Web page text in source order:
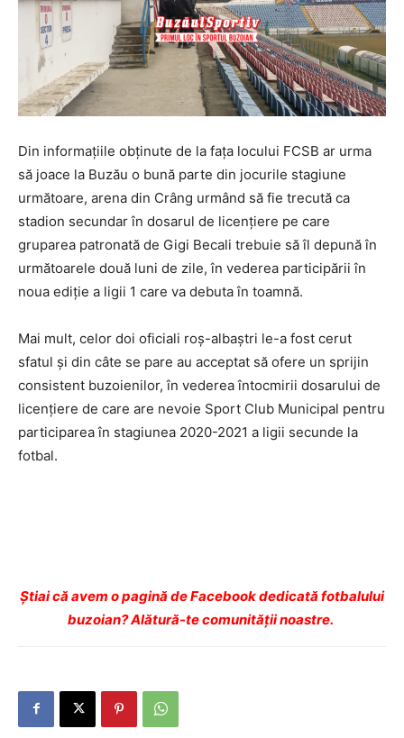
Din informațiile obținute de la fața locului FCSB ar urma
să joace la Buzău o bună parte din jocurile stagiune
următoare, arena din Crâng urmând să fie trecută ca
stadion secundar în dosarul de licențiere pe care
gruparea patronată de Gigi Becali trebuie să îl depună în
următoarele două luni de zile, în vederea participării în
noua ediție a ligii 1 care va debuta în toamnă.
Mai mult, celor doi oficiali roș-albaștri le-a fost cerut
sfatul și din câte se pare au acceptat să ofere un sprijin
consistent buzoienilor, în vederea întocmirii dosarului de
licențiere de care are nevoie Sport Club Municipal pentru
participarea în stagiunea 2020-2021 a ligii secunde la
fotbal.
Ştiai că avem o pagină de Facebook dedicată fotbalului
buzoian? Alătură-te comunității noastre.